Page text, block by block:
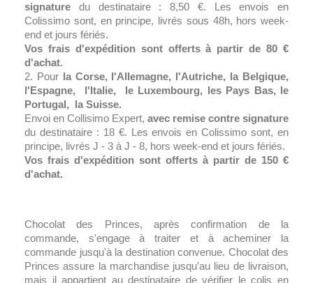
signature du destinataire : 8,50 €. Les envois en
Colissimo sont, en principe, livrés sous 48h, hors week-
end et jours fériés.
Vos frais d'expédition sont offerts à partir de 80 €
d'achat.
2. Pourla Corse, l'Allemagne, l'Autriche, la Belgique,
l'Espagne, l'Italie, le Luxembourg, les Pays Bas, le
Portugal, la Suisse.
Envoi en Collisimo Expert, avec remise contre signature
du destinataire : 18 €. Les envois en Colissimo sont, en
principe, livrés J - 3 à J - 8, hors week-end et jours fériés.
Vos frais d'expédition sont offerts à partir de 150 €
d'achat.
Chocolat des Princes, après confirmation de la
commande, s'engage à traiter et à acheminer la
commande jusqu'à la destination convenue. Chocolat des
Princes assure la marchandise jusqu'au lieu de livraison,
mais il appartient au destinataire de vérifier le colis en